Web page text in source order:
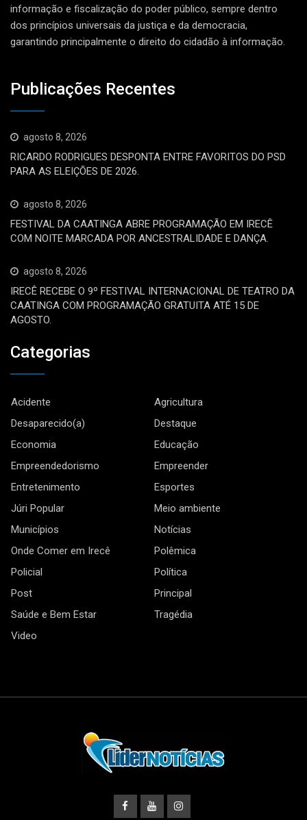
informação e fiscalização do poder público, sempre dentro
dos princípios universais da justiça e da democracia,
garantindo principalmente o direito do cidadão à informação.
Publicações Recentes
agosto 8, 2026
RICARDO RODRIGUES DESPONTA ENTRE FAVORITOS DO PSD
PARA AS ELEIÇÕES DE 2026.
agosto 8, 2026
FESTIVAL DA CAATINGA ABRE PROGRAMAÇÃO EM IRECÊ
COM NOITE MARCADA POR ANCESTRALIDADE E DANÇA.
agosto 8, 2026
IRECÊ RECEBE O 9º FESTIVAL INTERNACIONAL DE TEATRO DA
CAATINGA COM PROGRAMAÇÃO GRATUITA ATÉ 15 DE
AGOSTO.
Categorias
Acidente
Agricultura
Desaparecido(a)
Destaque
Economia
Educação
Empreendedorismo
Empreender
Entretenimento
Esportes
Júri Popular
Meio ambiente
Municípios
Notícias
Onde Comer em Irecê
Polêmica
Policial
Política
Post
Principal
Saúde e Bem Estar
Tragédia
Video